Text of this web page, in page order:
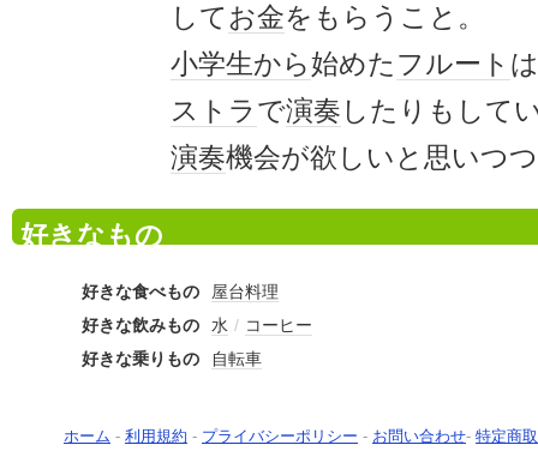
してお金をもらうこと。
小学生から始めた フルート
ストラで演奏 したりもして
演奏機会が欲しいと思いつ
好きなもの
好きな食べもの
屋台料理
好きな飲みもの
水 / コーヒー
好きな乗りもの
自転車
ホーム - 利用規約 - プライバシーポリシー - お問い合わせ- 特定商